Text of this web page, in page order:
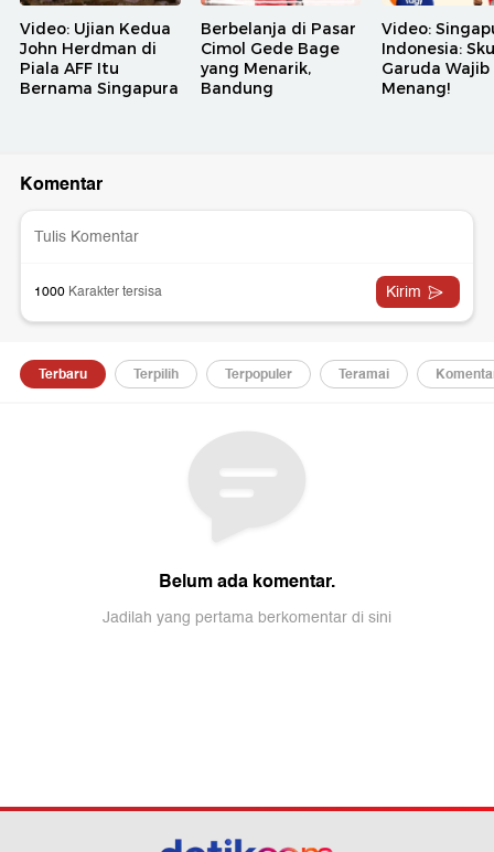
Video: Ujian Kedua
John Herdman di
Piala AFF Itu
Bernama Singapura
Berbelanja di Pasar
Cimol Gede Bage
yang Menarik,
Bandung
Video:
Indonesia:
Garuda Wajib
Menang!